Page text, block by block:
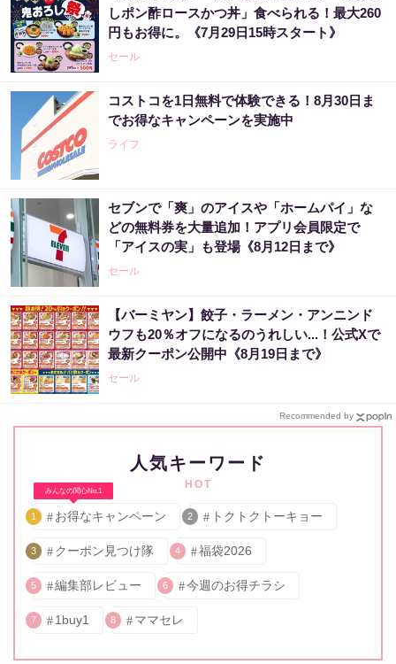
しポン酢ロースかつ丼」食べられる！最大260
円もお得に。《7月29日15時スタート》
セール
コストコを1日無料で体験できる！8月30日ま
でお得なキャンペーンを実施中
ライフ
セブンで「爽」のアイスや「ホームパイ」な
どの無料券を大量追加！アプリ会員限定で
「アイスの実」も登場《8月12日まで》
セール
【バーミヤン】餃子・ラーメン・アンニンド
ウフも20％オフになるのうれしい...！公式Xで
最新クーポン公開中《8月19日まで》
セール
Recommended by
人気キーワード
HOT
みんなの関心No.1
1 お得なキャンペーン 2 トクトクトーキョー
3 クーポン見つけ隊 4 福袋2026
5 編集部レビュー 6 今週のお得チラシ
7 1buy1 8 ママセレ